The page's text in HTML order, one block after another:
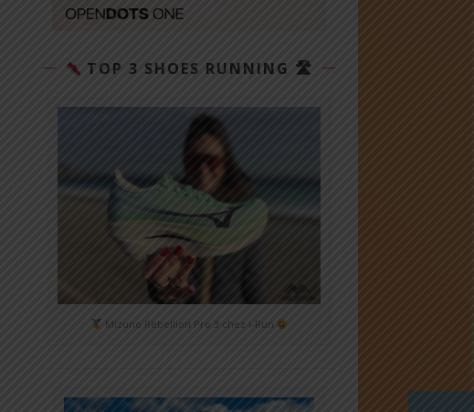
TOP 3 SHOES RUNNING 🛣
Mizuno Rebellion Pro 3 chez i-Run